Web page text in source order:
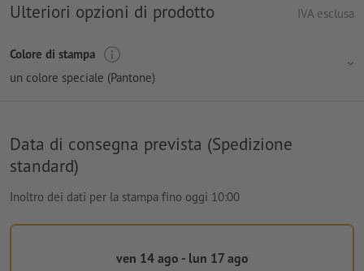
Ulteriori opzioni di prodotto IVA esclusa
Colore di stampa
un colore speciale (Pantone)
Data di consegna prevista (Spedizione
standard)
Inoltro dei dati per la stampa fino oggi 10:00
ven 14 ago - lun 17 ago